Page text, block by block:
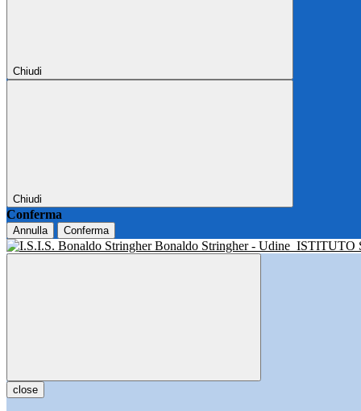
Chiudi
Chiudi
Conferma
Annulla Conferma
Bonaldo Stringher - Udine ISTITUTO
close